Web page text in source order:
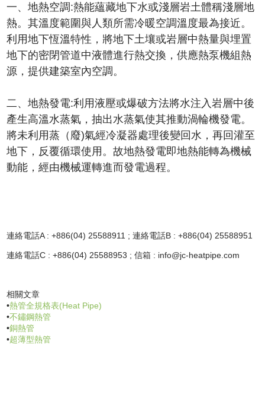
一、地熱空調:熱能蘊藏地下水或淺層岩土體稱淺層地
熱。其溫度範圍與人類所需冷暖空調溫度最為接近。
利用地下恆溫特性，將地下土壤或岩層中熱量與埋置
地下的密閉管道中液體進行熱交換，供應熱泵機組熱
源，提供建築室內空調。
二、地熱發電:利用液壓或爆破方法將水注入岩層中後
產生高溫水蒸氣，抽出水蒸氣使其推動渦輪機發電。
將未利用蒸（廢)氣經冷凝器處理後變回水，再回灌至
地下，反覆循環使用。故地熱發電即地熱能轉為機械
動能，經由機械運轉進而發電過程。
連絡電話A : +886(04) 25588911 ; 連絡電話B : +886(04) 25588951
連絡電話C : +886(04) 25588953 ; 信箱 : info@jc-heatpipe.com
相關文章
•熱管全規格表(Heat Pipe)
•不鏽鋼熱管
•銅熱管
•超薄型熱管